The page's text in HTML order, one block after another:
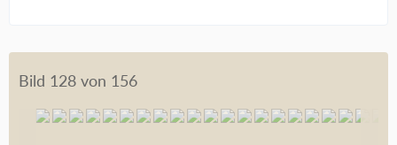
Bild 128 von 156